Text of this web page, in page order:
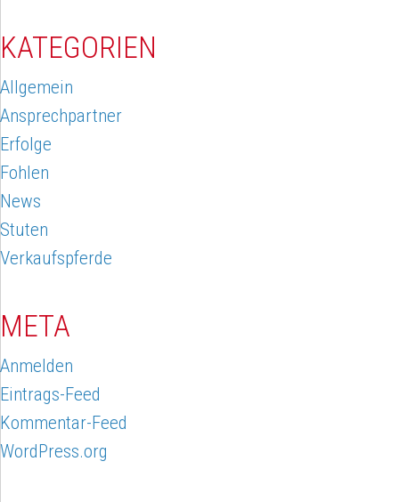
KATEGORIEN
Allgemein
Ansprechpartner
Erfolge
Fohlen
News
Stuten
Verkaufspferde
META
Anmelden
Eintrags-Feed
Kommentar-Feed
WordPress.org